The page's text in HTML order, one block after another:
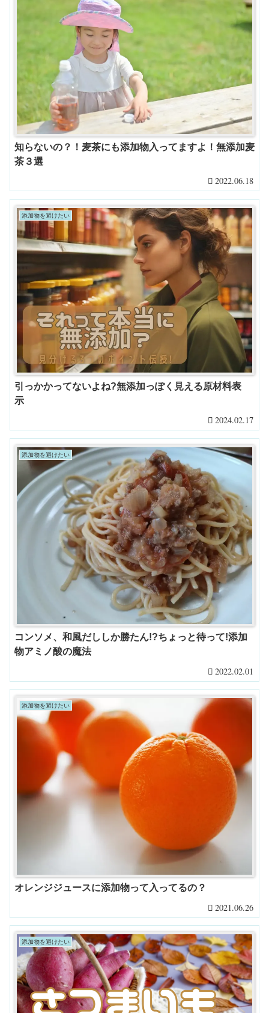
知らないの？！麦茶にも添加物入ってますよ！無添加麦
茶３選
2022.06.18
添加物を避けたい
引っかかってないよね?無添加っぽく見える原材料表
示
2024.02.17
添加物を避けたい
コンソメ、和風だししか勝たん!?ちょっと待って!添加
物アミノ酸の魔法
2022.02.01
添加物を避けたい
オレンジジュースに添加物って入ってるの？
2021.06.26
添加物を避けたい